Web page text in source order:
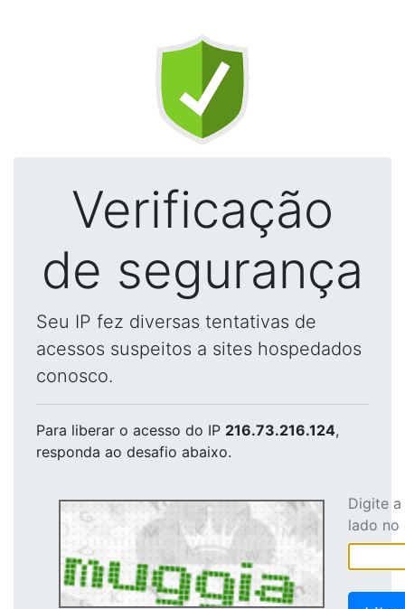
Verificação
de segurança
Seu IP fez diversas tentativas de
acessos suspeitos a sites hospedados
conosco.
Para liberar o acesso do IP 216.73.216.124,
responda ao desafio abaixo.
Digite
lado no